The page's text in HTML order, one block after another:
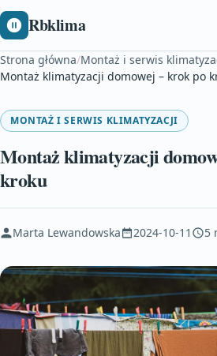
Rbklima
Strona główna/Montaż i serwis
Montaż klimatyzacji domowej – krok po
MONTAŻ I SERWIS KLIMATYZACJI
Montaż klimatyzacji
kroku
Marta Lewandowska 2024-10-11 5